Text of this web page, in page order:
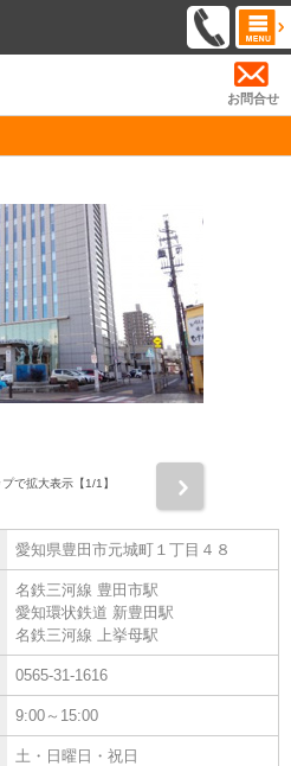
お問合せ
で拡大表示【1/1】
愛知県豊田市元城町１丁目４８
名鉄三河線 豊田市駅
愛知環状鉄道 新豊田駅
名鉄三河線 上挙母駅
0565-31-1616
9:00～15:00
土・日曜日・祝日